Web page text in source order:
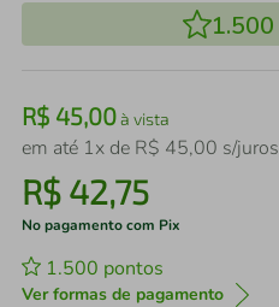
1.500
R$ 45,00à vista
em até 1x de R$ 45,00 s/juros
R$ 42,75
No pagamento com Pix
1.500 pontos
Ver formas de pagamento